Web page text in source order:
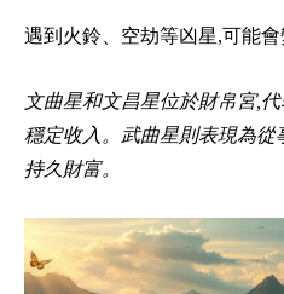
遇到火鈴、空劫等凶星,可能會
文曲星和文昌星位於財帛宮,
穩定收入。武曲星則表現為
持久財富。